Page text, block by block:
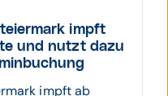
impft
und nutzt dazu
impft ab